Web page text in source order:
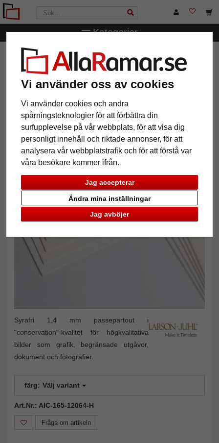
Vi använder oss av cookies
Vi använder cookies och andra
spårningsteknologier för att förbättra din
surfupplevelse på vår webbplats, för att visa dig
personligt innehåll och riktade annonser, för att
analysera vår webbplatstrafik och för att förstå var
våra besökare kommer ifrån.
Jag accepterar
Jag avböjer
Ändra mina inställningar
Kategorier
AllaRamar.se Passepartouter
mm museumkartong måttbeställd
1,6 mm museumkartong
måttbeställd
Syrafri 1,4 mm passepartout i
"conservation"-kvalitet för högkvalitativa
bilder som grafik, begränsade utgåvor,
dokument och fotografier.
färg: Välj variant
Art.Nr.: AIC-165-12064-H
Fråga om artikeln